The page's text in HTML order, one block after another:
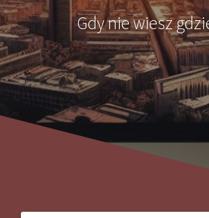
Gdy nie wiesz